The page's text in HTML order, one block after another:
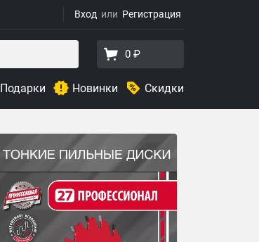
Вход Регистрация
0 ₽
Подарки Новинки Скидки